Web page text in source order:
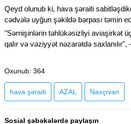
Qeyd olunub ki, hava şəraiti
cədvələ uyğun şəkildə bərpası təmin
"Sərnişinlərin təhlükəsizliyi aviaşirkət
qalır və vəziyyət nəzarətdə saxlanılır",
Oxunub: 364
hava şəraiti AZAL Naxçıvan
Sosial şəbəkələrdə paylaşın